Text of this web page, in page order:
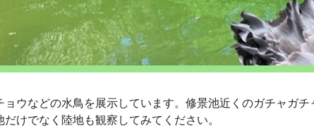
ョウなどの水鳥を展示しています。修景池近くのガチャガ
けでなく陸地も観察してみてください。